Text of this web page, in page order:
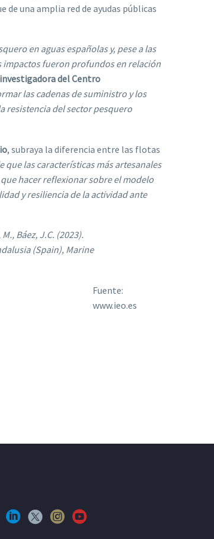
una amplia red de ayudas públicas
en aguas españolas y, pese a las
impactos fueron profundos en relación
del Centro
las cadenas de suministro y los
resistencia del sector pesquero
, subraya la diferencia entre las flotas
que las características más artesanales
hacer reflexionar sobre el modelo
y resiliencia de la actividad ante
Báez, J.C. (2023).
(Spain), Marine
Fuente:
www.ieo.es